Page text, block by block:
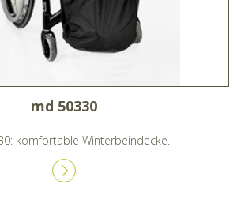
md 50330
komfortable Winterbeindecke.